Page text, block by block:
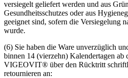
versiegelt geliefert werden und aus
Gesundheitsschutzes oder aus
geeignet sind, sofern die Versiegelung
wurde.
(6) Sie haben die Ware unverzüglich
binnen 14 (vierzehn) Kalendertagen ab
VIGEOVIT® über den Rücktritt
retournieren an: